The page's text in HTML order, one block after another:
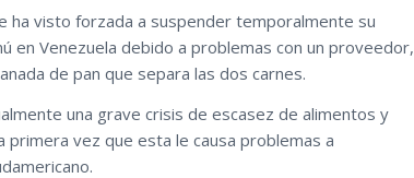
ha visto forzada a suspender temporalmente su
en Venezuela debido a problemas con un proveedor,
de pan que separa las dos carnes.
una grave crisis de escasez de alimentos y
primera vez que esta le causa problemas a